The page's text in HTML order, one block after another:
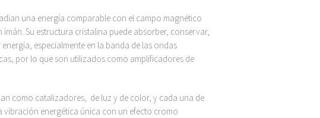
una energía comparable con el campo magnético
imán. Su estructura cristalina puede absorber, conservar,
especialmente en la banda de las ondas
por lo que son utilizados como amplificadores de
como catalizadores, de luz y de color, y cada una de
vibración energética única con un efecto cromo